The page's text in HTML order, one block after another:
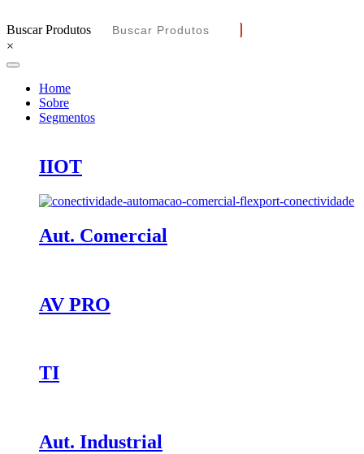
Buscar Produtos
×
Home
Sobre
Segmentos
IIOT
Aut. Comercial
AV PRO
TI
Aut. Industrial